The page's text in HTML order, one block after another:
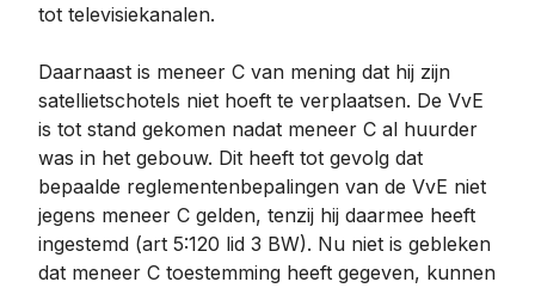
tot televisiekanalen.
Daarnaast is meneer C van mening dat hij zijn
satellietschotels niet hoeft te verplaatsen. De VvE
is tot stand gekomen nadat meneer C al huurder
was in het gebouw. Dit heeft tot gevolg dat
bepaalde reglementenbepalingen van de VvE niet
jegens meneer C gelden, tenzij hij daarmee heeft
ingestemd (art 5:120 lid 3 BW). Nu niet is gebleken
dat meneer C toestemming heeft gegeven, kunnen